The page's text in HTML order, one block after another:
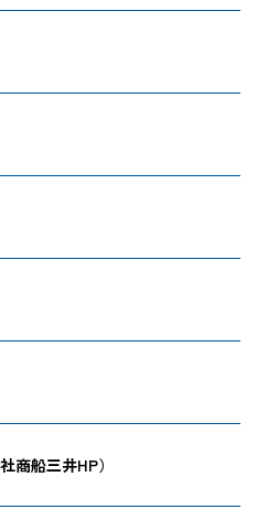
商船三井HP）